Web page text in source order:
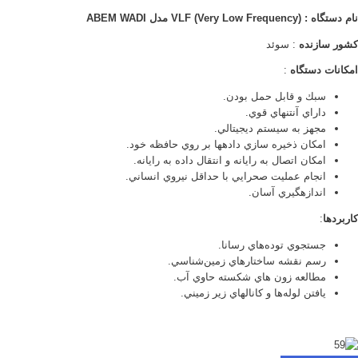
نام دستگاه : VLF (Very Low Frequency) مدل ABEM WADI
كشور سازنده : سوئد
امكانات دستگاه :
سبك و قابل حمل بودن.
داراي آنتن­هاي قوي.
مجهز به سيستم ديجيتالي.
امكان ذخيره سازي داده­ها بر روي حافظه خود.
امكان اتصال به رايانه و انتقال داده­ به رايانه.
انجام عمليت صحرايي با حداقل نيروي انساني.
اندازه­گيري آسان.
كاربردها:
جستجوي توده‌هاي رسانا.
رسم نقشه ساختارهاي زمين‌‌شناسي.
مطالعه زون هاي شكسته حاوي آب.
يافتن لوله‌ها و كانالهاي زير زميني.